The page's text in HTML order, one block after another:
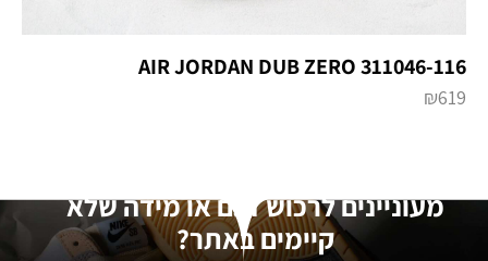
AIR JORDAN DUB ZERO 311046-116
₪619
מעוניינים לרכוש דגם או מידה שלא
קיימים באתר?